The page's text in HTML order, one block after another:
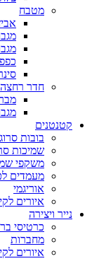
מטבח
חדר רחצה
קטנטנים
בובות
שמיכות
משקפי
מעמדים
אוריגמי
איורים
נייר ויצירה
כרטיסי
מחברות
איורים